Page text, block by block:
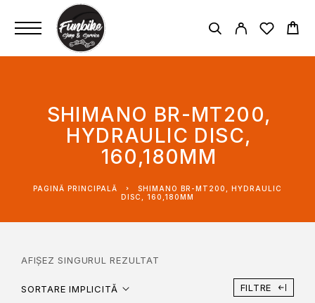
SHIMANO BR-MT200,
HYDRAULIC DISC,
160,180MM
PAGINĂ PRINCIPALĂ
SHIMANO BR-MT200, HYDRAULIC
DISC, 160,180MM
AFIȘEZ SINGURUL REZULTAT
SORTARE IMPLICITĂ FILTRE